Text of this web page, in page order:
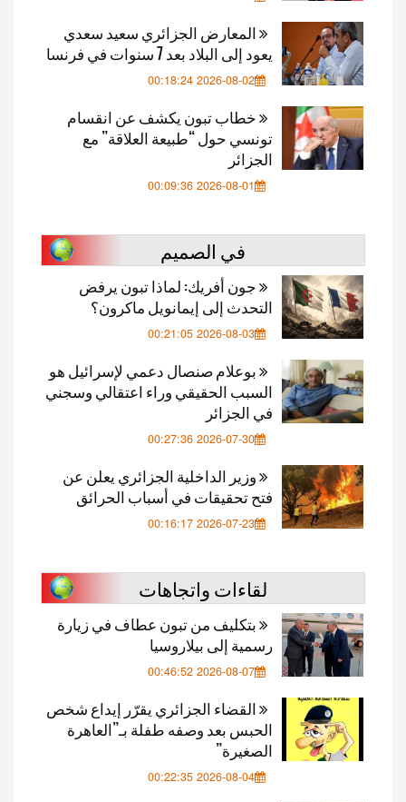
المعارض الجزائري سعيد سعدي
يعود إلى البلاد بعد 7 سنوات في فرنسا
2026-08-02 00:18:24
خطاب تبون يكشف عن انقسام
تونسي حول “طبيعة العلاقة” مع
الجزائر
2026-08-01 00:09:36
في الصميم
جون أفريك: لماذا تبون يرفض
التحدث إلى إيمانويل ماكرون؟
2026-08-03 00:21:05
بوعلام صنصال دعمي لإسرائيل هو
السبب الحقيقي وراء اعتقالي وسجني
في الجزائر
2026-07-30 00:27:36
وزير الداخلية الجزائري يعلن عن
فتح تحقيقات في أسباب الحرائق
2026-07-23 00:16:17
لقاءات واتجاهات
بتكليف من تبون عطاف في زيارة
رسمية إلى بيلاروسيا
2026-08-07 00:46:52
القضاء الجزائري يقرّر إيداع شخص
الحبس بعد وصفه طفلة بـ”العاهرة
الصغيرة”
2026-08-04 00:22:35